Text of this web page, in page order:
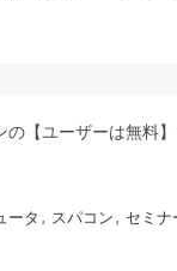
の【ユーザーは無料
ータ , スパコン , セミナ